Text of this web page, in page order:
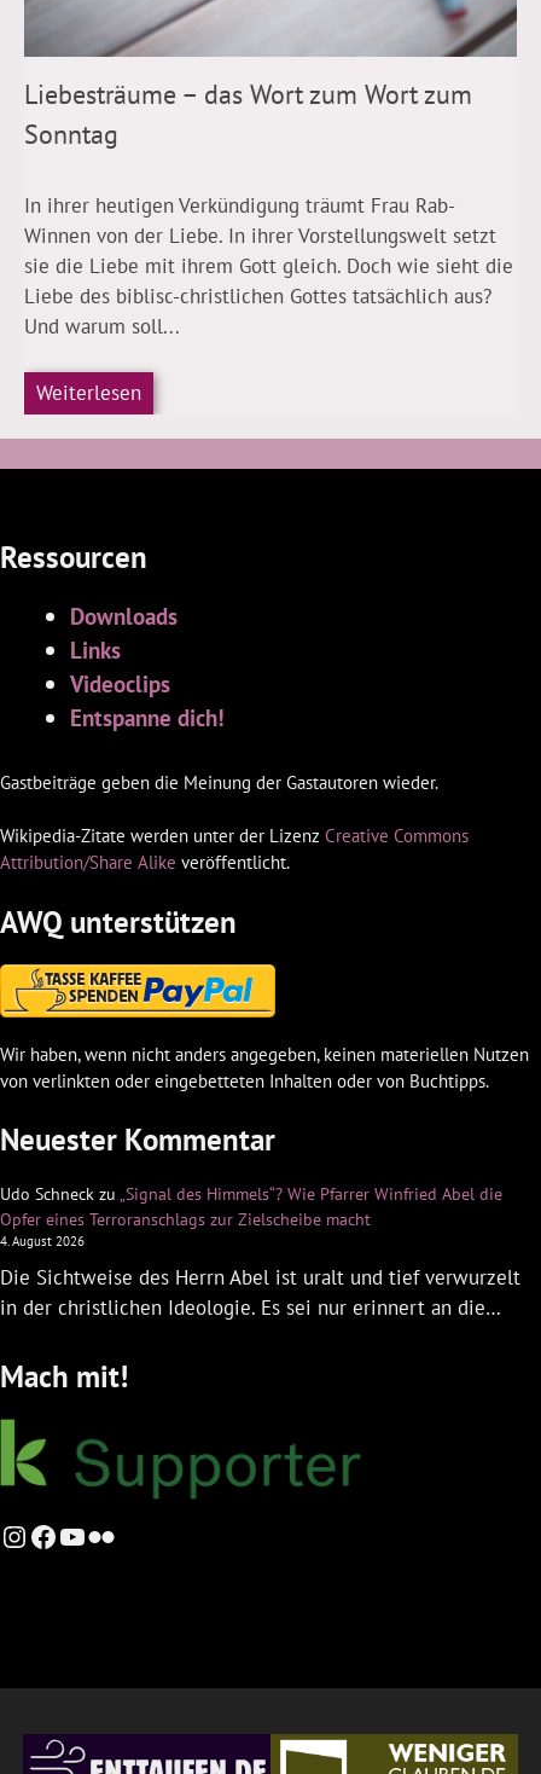
Liebesträume – das Wort zum Wort zum
Sonntag
In ihrer heutigen Verkündigung träumt Frau Rab-
Winnen von der Liebe. In ihrer Vorstellungswelt setzt
sie die Liebe mit ihrem Gott gleich. Doch wie sieht die
Liebe des biblisc-christlichen Gottes tatsächlich aus?
Und warum soll...
Weiterlesen
Ressourcen
Downloads
Links
Videoclips
Entspanne dich!
Gastbeiträge geben die Meinung der Gastautoren wieder.
Wikipedia-Zitate werden unter der Lizenz Creative Commons
Attribution/Share Alike veröffentlicht.
AWQ unterstützen
Wir haben, wenn nicht anders angegeben, keinen materiellen Nutzen
von verlinkten oder eingebetteten Inhalten oder von Buchtipps.
Neuester Kommentar
Udo Schneck zu „Signal des Himmels“? Wie Pfarrer Winfried Abel die
Opfer eines Terroranschlags zur Zielscheibe macht
4. August 2026
Die Sichtweise des Herrn Abel ist uralt und tief verwurzelt
in der christlichen Ideologie. Es sei nur erinnert an die…
Mach mit!
Instagram
Facebook
YouTube
Flickr